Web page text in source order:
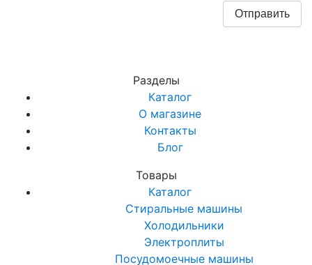
Разделы
Каталог
О магазине
Контакты
Блог
Товары
Каталог
Стиральные машины
Холодильники
Электроплиты
Посудомоечные машины